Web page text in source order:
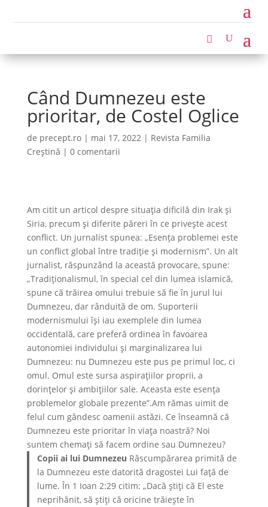
Când Dumnezeu este
prioritar, de Costel Oglice
de precept.ro| mai 17, 2022| Revista Familia
Creștină | 0 comentarii
Am citit un articol despre situația dificilă din Irak și
Siria, precum și diferite păreri în ce privește acest
conflict. Un jurnalist spunea: „Esenţa problemei este
un conflict global între tradiție și modernism”. Un alt
jurnalist, răspunzând la această provocare, spune:
„Tradiționalismul, în special cel din lumea islamică,
spune că trăirea omului trebuie să fie în jurul lui
Dumnezeu, dar rânduită de om. Suporterii
modernismului își iau exemplele din lumea
occidentală, care preferă ordinea în favoarea
autonomiei individului și marginalizarea lui
Dumnezeu: nu Dumnezeu este pus pe primul loc, ci
omul. Omul este sursa aspirațiilor proprii, a
dorințelor și ambițiilor sale. Aceasta este esenţa
problemelor globale prezente”.Am rămas uimit de
felul cum gândesc oamenii astăzi. Ce înseamnă că
Dumnezeu este prioritar în viața noastră? Noi
suntem chemați să facem ordine sau Dumnezeu?
Copii ai lui Dumnezeu Răscumpărarea primită de
la Dumnezeu este datorită dragostei Lui față de
lume. În 1 Ioan 2:29 citim: „Dacă știți că El este
neprihănit, să știți că oricine trăiește în